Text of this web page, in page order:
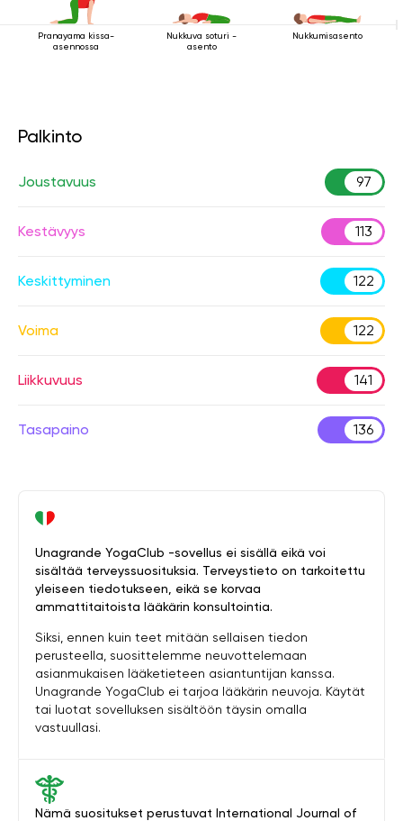
Pranayama kissa-
asennossa
Nukkuva soturi -
asento
Nukkumisasento
Palkinto
Joustavuus 97
Kestävyys 113
Keskittyminen 122
Voima 122
Liikkuvuus 141
Tasapaino 136
Nämä suositukset perustuvat International Journal of
Unagrande YogaClub -sovellus ei sisällä eikä voi
sisältää terveyssuosituksia. Terveystieto on tarkoitettu
yleiseen tiedotukseen, eikä se korvaa
ammattitaitoista lääkärin konsultointia.
Siksi, ennen kuin teet mitään sellaisen tiedon
perusteella, suosittelemme neuvottelemaan
asianmukaisen lääketieteen asiantuntijan kanssa.
Unagrande YogaClub ei tarjoa lääkärin neuvoja. Käytät
tai luotat sovelluksen sisältöön täysin omalla
vastuullasi.